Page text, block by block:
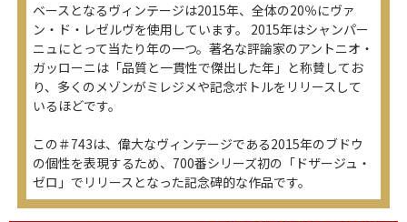
ベースとなるヴィンテージは2015年、全体の20％にヴァ
ン・ド・レゼルヴを使用しています。 2015年はシャンパー
ニュにとって当たり年の一つ。著名な評論家のアントニオ・
ガッローニは「品質と一貫性で傑出した年」と称賛してお
り、多くのメゾンがミレジメや記念ボトルをリリースして
いるほどです。
この＃743は、偉大なヴィンテージである2015年のブドウ
の個性を表現するため、700番シリーズ初の「ドザージュ・
ゼロ」でリリースとなった記念碑的な作品です。